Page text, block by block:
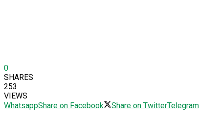
0
SHARES
253
VIEWS
WhatsappShare on Facebook Share on TwitterTelegram